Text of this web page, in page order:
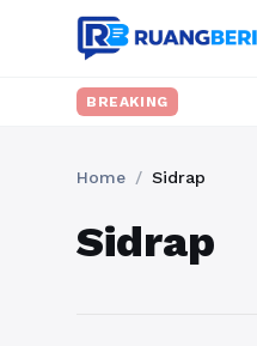
BREAKING
Home / Sidrap
Sidrap